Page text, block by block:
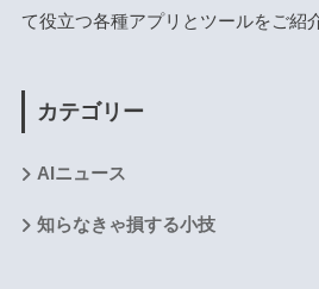
て役立つ各種アプリとツールをご紹
カテゴリー
AIニュース
知らなきゃ損する小技